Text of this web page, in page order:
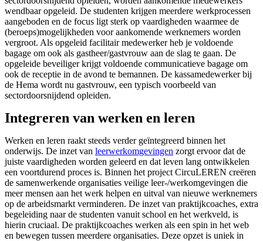
wendbaar opgeleid. De studenten krijgen meerdere werkprocessen
aangeboden en de focus ligt sterk op vaardigheden waarmee de
(beroeps)mogelijkheden voor aankomende werknemers worden
vergroot. Als opgeleid facilitair medewerker heb je voldoende
bagage om ook als gastheer/gastvrouw aan de slag te gaan. De
opgeleide beveiliger krijgt voldoende communicatieve bagage om
ook de receptie in de avond te bemannen. De kassamedewerker bij
de Hema wordt nu gastvrouw, een typisch voorbeeld van
sectordoorsnijdend opleiden.
Integreren van werken en leren
Werken en leren raakt steeds verder geïntegreerd binnen het
onderwijs. De inzet van leerwerkomgevingen zorgt ervoor dat de
juiste vaardigheden worden geleerd en dat leven lang ontwikkelen
een voortdurend proces is. Binnen het project CircuLEREN creëren
de samenwerkende organisaties veilige leer-/werkomgevingen die
meer mensen aan het werk helpen en uitval van nieuwe werknemers
op de arbeidsmarkt verminderen. De inzet van praktijkcoaches, extra
begeleiding naar de studenten vanuit school en het werkveld, is
hierin cruciaal. De praktijkcoaches werken als een spin in het web
en bewegen tussen meerdere organisaties. Deze opzet is uniek in